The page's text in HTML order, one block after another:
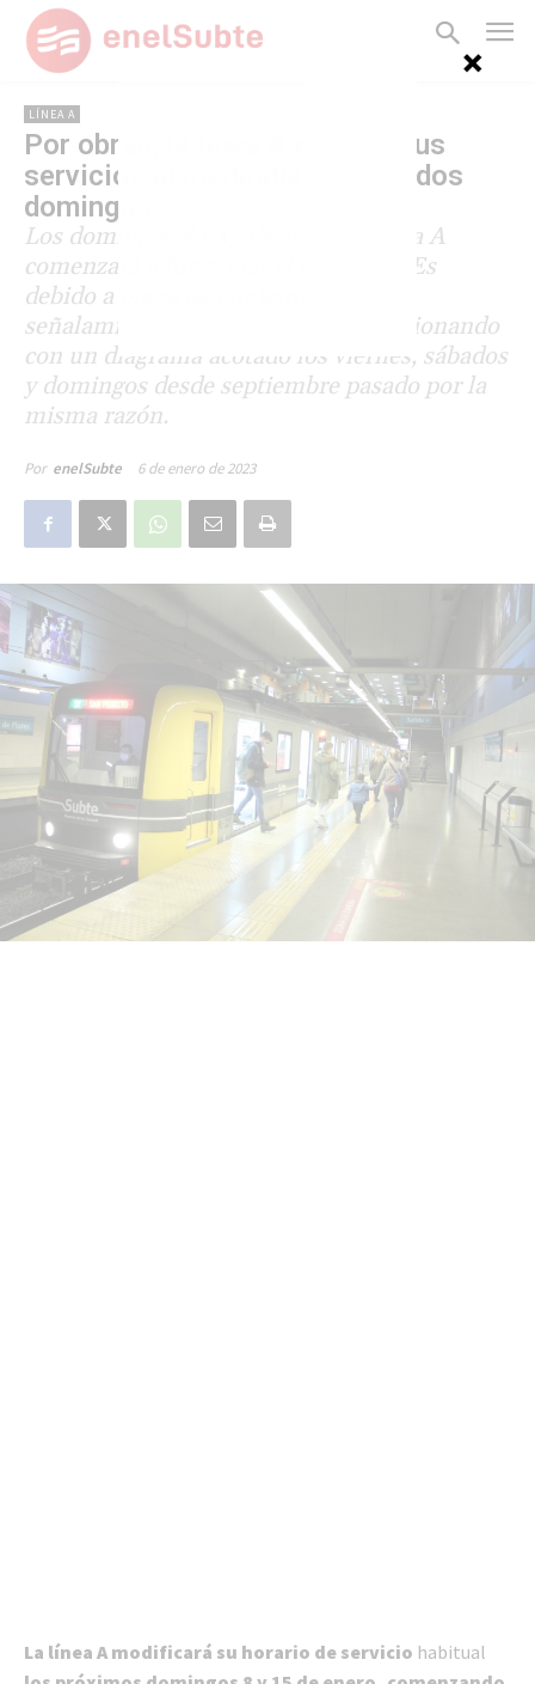
LÍNEA A
Por obras, la línea A iniciará sus
servicios al mediodía durante dos
domingos
Los domingos 8 y 15 de enero la línea A
comenzará a funcionar al mediodía. Es
debido a obras de modernización del
señalamiento. La línea ya venía funcionando
con un diagrama acotado los viernes, sábados
y domingos desde septiembre pasado por la
misma razón.
Por enelSubte 6 de enero de 2023
La línea A modificará su horario de servicio habitual